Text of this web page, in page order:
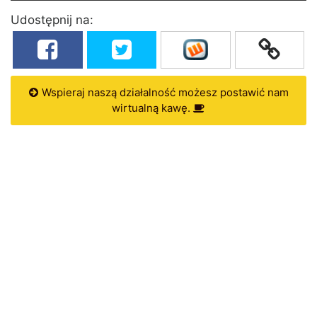
Udostępnij na:
Wspieraj naszą działalność możesz postawić nam
wirtualną kawę.